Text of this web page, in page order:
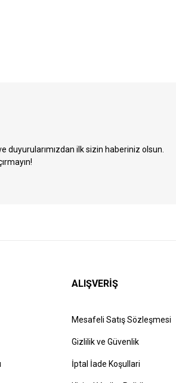
duyurularımızdan ilk sizin haberiniz olsun.
ALIŞVERİŞ
Mesafeli Satış Sözleşmesi
Gizlilik ve Güvenlik
İptal İade Koşullari